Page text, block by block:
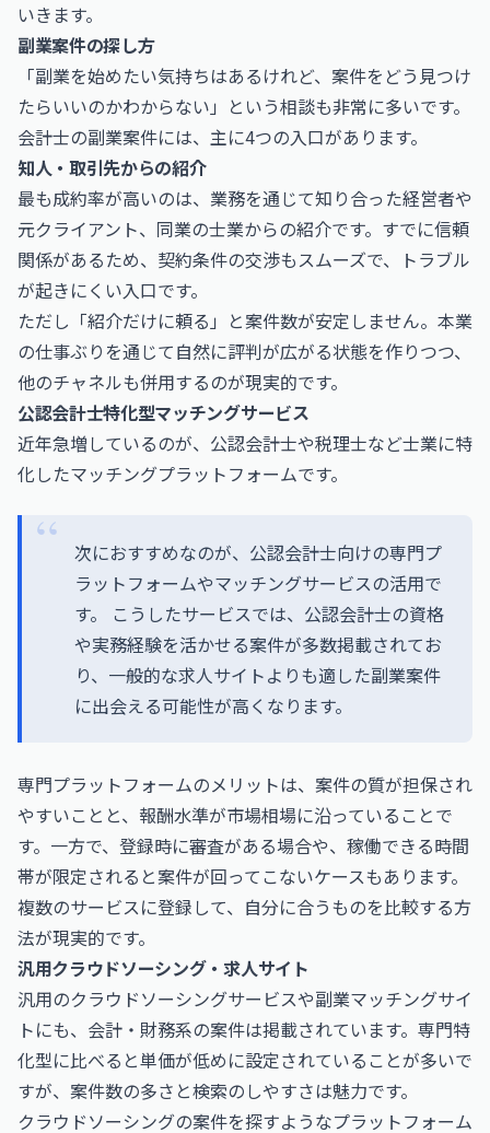
いきます。
副業案件の探し方
「副業を始めたい気持ちはあるけれど、案件をどう見つけ
たらいいのかわからない」という相談も非常に多いです。
会計士の副業案件には、主に4つの入口があります。
知人・取引先からの紹介
最も成約率が高いのは、業務を通じて知り合った経営者や
元クライアント、同業の士業からの紹介です。すでに信頼
関係があるため、契約条件の交渉もスムーズで、トラブル
が起きにくい入口です。
ただし「紹介だけに頼る」と案件数が安定しません。本業
の仕事ぶりを通じて自然に評判が広がる状態を作りつつ、
他のチャネルも併用するのが現実的です。
公認会計士特化型マッチングサービス
近年急増しているのが、公認会計士や税理士など士業に特
化したマッチングプラットフォームです。
次におすすめなのが、公認会計士向けの専門プ
ラットフォームやマッチングサービスの活用で
す。 こうしたサービスでは、公認会計士の資格
や実務経験を活かせる案件が多数掲載されてお
り、一般的な求人サイトよりも適した副業案件
に出会える可能性が高くなります。
専門プラットフォームのメリットは、案件の質が担保され
やすいことと、報酬水準が市場相場に沿っていることで
す。一方で、登録時に審査がある場合や、稼働できる時間
帯が限定されると案件が回ってこないケースもあります。
複数のサービスに登録して、自分に合うものを比較する方
法が現実的です。
汎用クラウドソーシング・求人サイト
汎用のクラウドソーシングサービスや副業マッチングサイ
トにも、会計・財務系の案件は掲載されています。専門特
化型に比べると単価が低めに設定されていることが多いで
すが、案件数の多さと検索のしやすさは魅力です。
クラウドソーシングの案件を探すようなプラットフォーム